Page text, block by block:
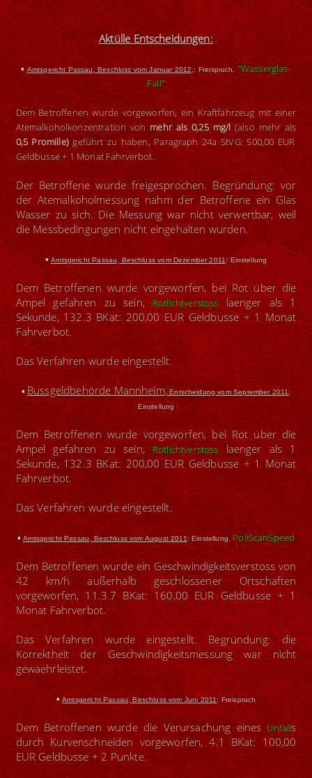
Aktülle Entscheidungen:
▪ Amtsgericht Passau, Beschluss vom Januar 2012,: Freispruch,"Wasserglas-
Fall"
Dem Betroffenen wurde vorgeworfen, ein Kraftfahrzeug mit einer
Atemalkoholkonzentration vonmehr als 0,25 mg/l(also mehr als
0,5 Promille)geführt zu haben, Paragraph 24a StVG: 500,00 EUR
Geldbusse + 1 Monat Fahrverbot.
Der Betroffene wurde freigesprochen. Begründung: vor
der Atemalkoholmessung nahm der Betroffene ein Glas
Wasser zu sich. Die Messung war nicht verwertbar, weil
die Messbedingungen nicht eingehalten wurden.
▪ Amtsgericht Passau, Beschluss vom Dezember 2011: Einstellung
Dem Betroffenen wurde vorgeworfen, bei Rot über die
Ampel gefahren zu sein,Rotlichtverstosslaenger als 1
Sekunde, 132.3 BKat: 200,00 EUR Geldbusse + 1 Monat
Fahrverbot.
Das Verfahren wurde eingestellt.
▪Bussgeldbehörde Mannheim, Entscheidung vom September 2011:
Einstellung
Dem Betroffenen wurde vorgeworfen, bei Rot über die
Ampel gefahren zu sein,Rotlichtverstosslaenger als 1
Sekunde, 132.3 BKat: 200,00 EUR Geldbusse + 1 Monat
Fahrverbot.
Das Verfahren wurde eingestellt.
▪ Amtsgericht Passau, Beschluss vom August 2011: Einstellung,PoliScanSpeed
Dem Betroffenen wurde ein Geschwindigkeitsverstoss von
42 km/h außerhalb geschlossener Ortschaften
vorgeworfen, 11.3.7 BKat: 160,00 EUR Geldbusse + 1
Monat Fahrverbot.
Das Verfahren wurde eingestellt. Begründung: die
Korrektheit der Geschwindigkeitsmessung war nicht
gewaehrleistet.
▪ Amtsgericht Passau, Beschluss vom Juni 2011: Freispruch
Dem Betroffenen wurde die Verursachung einesUnfalls
durch Kurvenschneiden vorgeworfen, 4.1 BKat: 100,00
EUR Geldbusse + 2 Punkte.